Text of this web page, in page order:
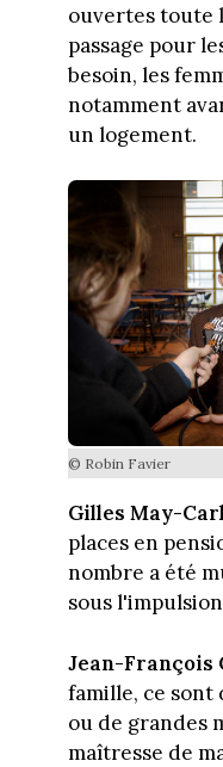
ouvertes toute
passage pour
besoin, les
notamment
un logement.
© Robin Favier
Gilles May-
places en
nombre a été
sous
Jean-François
famille, ce sont
ou de grandes
maîtresse de